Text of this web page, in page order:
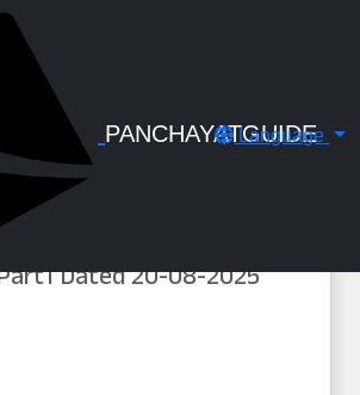
PANCHAYATGUIDE
Language
ഡിജിറ്റൽ സാക്ഷരത
ഡിജി കേരളം
പൂർത്തീകരണ
- തദ്ദേശ
തനത് ഫണ്ടിൽ
ചെലവഴിക്കുന്നതിന്
LSGD/PD/50241/2023-
Dated 20-08-2025